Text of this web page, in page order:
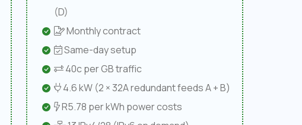
(D)
Monthly contract
Same-day setup
40c per GB traffic
4.6 kW (2 × 32A redundant feeds A + B)
R5.78 per kWh power costs